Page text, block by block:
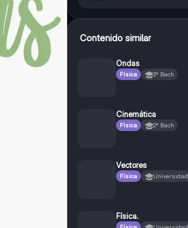
Contenido similar
Ondas
Física 3º Bach
Cinemática
Física 2º Bach
Vectores
Física Universidad
Física.